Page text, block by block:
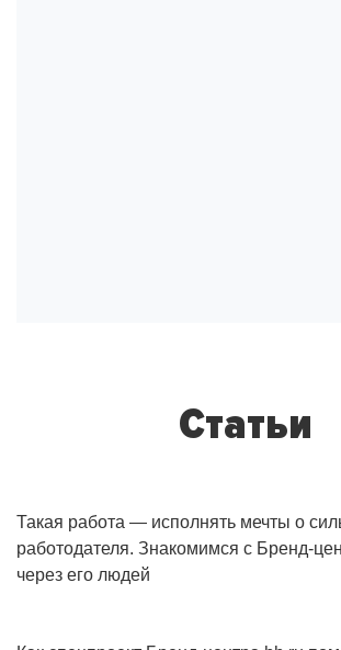
Статьи
Такая работа — исполнять мечты о
работодателя. Знакомимся с Бренд-
через его людей